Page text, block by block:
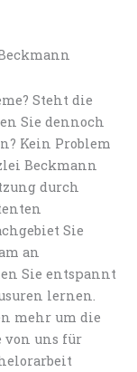
Steht die
Sie dennoch
Kein Problem
Beckmann
durch
Sie
an
Sie entspannt
lernen.
mehr um die
von uns für